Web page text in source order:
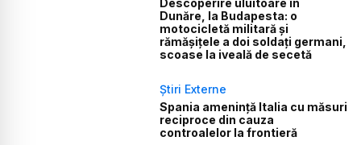
Descoperire uluitoare în
Dunăre, la Budapesta: o
motocicletă militară și
rămășițele a doi soldați germani,
scoase la iveală de secetă
Știri Externe
Spania amenință Italia cu măsuri
reciproce din cauza
controalelor la frontieră